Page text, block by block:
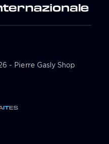
- Pierre Gasly Shop
ITES